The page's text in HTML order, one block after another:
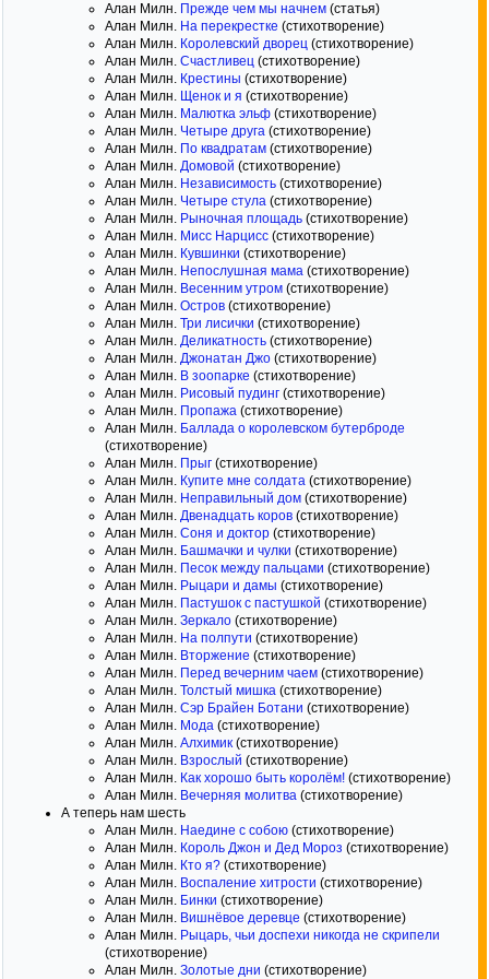
Алан Милн. Прежде чем мы начнем (статья)
Алан Милн. На перекрестке (стихотворение)
Алан Милн. Королевский дворец (стихотворение)
Алан Милн. Счастливец (стихотворение)
Алан Милн. Крестины (стихотворение)
Алан Милн. Щенок и я (стихотворение)
Алан Милн. Малютка эльф (стихотворение)
Алан Милн. Четыре друга (стихотворение)
Алан Милн. По квадратам (стихотворение)
Алан Милн. Домовой (стихотворение)
Алан Милн. Независимость (стихотворение)
Алан Милн. Четыре стула (стихотворение)
Алан Милн. Рыночная площадь (стихотворение)
Алан Милн. Мисс Нарцисс (стихотворение)
Алан Милн. Кувшинки (стихотворение)
Алан Милн. Непослушная мама (стихотворение)
Алан Милн. Весенним утром (стихотворение)
Алан Милн. Остров (стихотворение)
Алан Милн. Три лисички (стихотворение)
Алан Милн. Деликатность (стихотворение)
Алан Милн. Джонатан Джо (стихотворение)
Алан Милн. В зоопарке (стихотворение)
Алан Милн. Рисовый пудинг (стихотворение)
Алан Милн. Пропажа (стихотворение)
Алан Милн. Баллада о королевском бутерброде
(стихотворение)
Алан Милн. Прыг (стихотворение)
Алан Милн. Купите мне солдата (стихотворение)
Алан Милн. Неправильный дом (стихотворение)
Алан Милн. Двенадцать коров (стихотворение)
Алан Милн. Соня и доктор (стихотворение)
Алан Милн. Башмачки и чулки (стихотворение)
Алан Милн. Песок между пальцами (стихотворение)
Алан Милн. Рыцари и дамы (стихотворение)
Алан Милн. Пастушок с пастушкой (стихотворение)
Алан Милн. Зеркало (стихотворение)
Алан Милн. На полпути (стихотворение)
Алан Милн. Вторжение (стихотворение)
Алан Милн. Перед вечерним чаем (стихотворение)
Алан Милн. Толстый мишка (стихотворение)
Алан Милн. Сэр Брайен Ботани (стихотворение)
Алан Милн. Мода (стихотворение)
Алан Милн. Алхимик (стихотворение)
Алан Милн. Взрослый (стихотворение)
Алан Милн. Как хорошо быть королём! (стихотворение)
Алан Милн. Вечерняя молитва (стихотворение)
А теперь нам шесть
Алан Милн. Наедине с собою (стихотворение)
Алан Милн. Король Джон и Дед Мороз (стихотворение)
Алан Милн. Кто я? (стихотворение)
Алан Милн. Воспаление хитрости (стихотворение)
Алан Милн. Бинки (стихотворение)
Алан Милн. Вишнёвое деревце (стихотворение)
Алан Милн. Рыцарь, чьи доспехи никогда не скрипели
(стихотворение)
Алан Милн. Золотые дни (стихотворение)